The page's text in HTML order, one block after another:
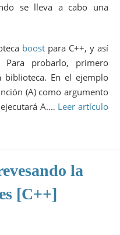
se lleva a cabo una
boost para C++, y así
probarlo, primero
biblioteca. En el ejemplo
(A) como argumento
A.… Leer artículo
la
[C++]